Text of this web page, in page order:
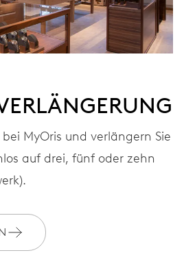
MyOris und verlängern Sie
auf drei, fünf oder zehn